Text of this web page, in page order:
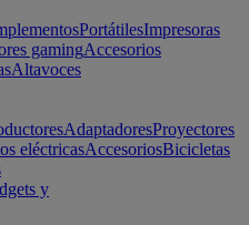
PortátilesImpresoras
gamingAccesorios
Altavoces
AdaptadoresProyectores
eléctricasAccesoriosBicicletas
y